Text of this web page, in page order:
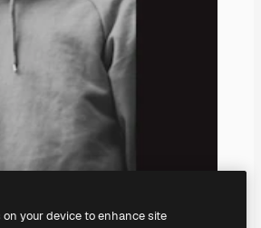
your device to enhance site